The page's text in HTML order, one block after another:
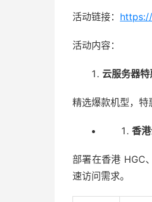
活动链接：
活动内容：
云服务器特
精选爆款机型，特
香
部署在香港 HGC
速访问需求。